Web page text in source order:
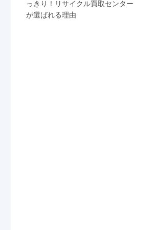
っきり！リサイクル買取センター
が選ばれる理由